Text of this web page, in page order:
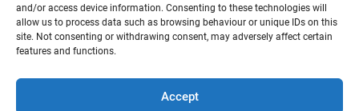
and/or access device information. Consenting to these technologies will
allow us to process data such as browsing behaviour or unique IDs on this
site. Not consenting or withdrawing consent, may adversely affect certain
features and functions.
Accept
G Google Reviews